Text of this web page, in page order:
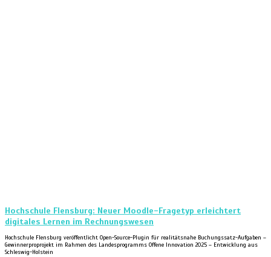
Hochschule Flensburg: Neuer Moodle-Fragetyp erleichtert
digitales Lernen im Rechnungswesen
Hochschule Flensburg veröffentlicht Open-Source-Plugin für realitätsnahe Buchungssatz-Aufgaben –
Gewinnerproprojekt im Rahmen des Landesprogramms Offene Innovation 2025 – Entwicklung aus
Schleswig-Holstein